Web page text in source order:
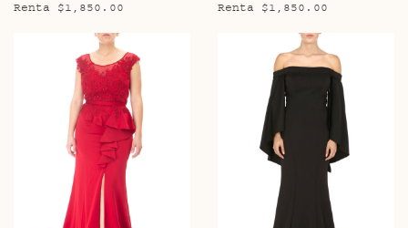
Renta $1,850.00 Renta $1,850.00